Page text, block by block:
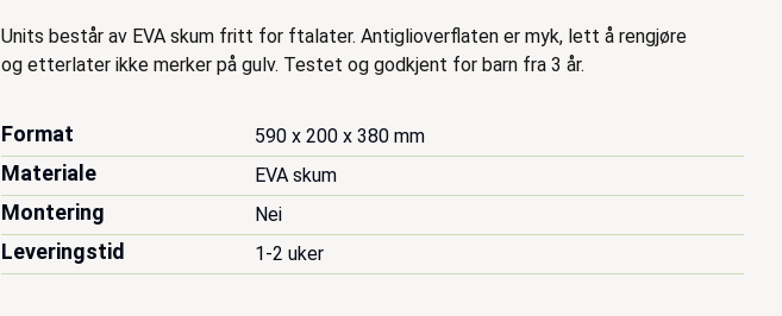
Units består av EVA skum fritt for ftalater. Antiglioverflaten er myk, lett å rengjøre
og etterlater ikke merker på gulv. Testet og godkjent for barn fra 3 år.
Format 590 x 200 x 380 mm
Materiale EVA skum
Montering Nei
Leveringstid 1-2 uker